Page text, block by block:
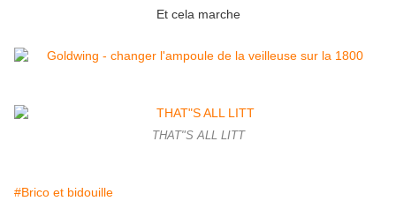
Et cela marche
THAT"S ALL LITT
#Brico et bidouille